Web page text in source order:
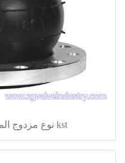
kst نوع مزدوج المجال المطاط المشترك